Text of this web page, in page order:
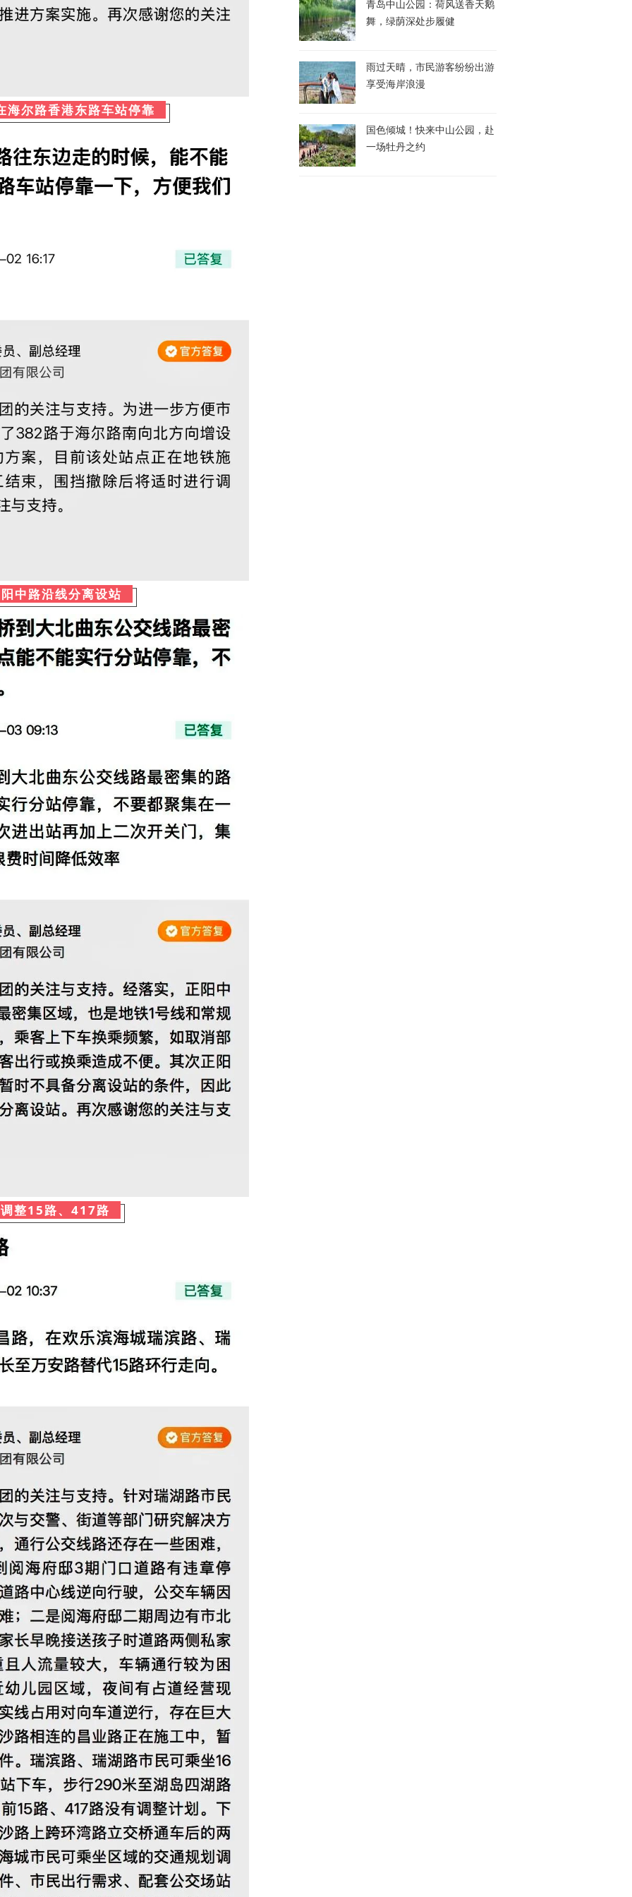
海尔路香港东路车站停靠
中路沿线分离设站
整15路、417路
青岛中山公园：荷风送香天鹅
舞，绿荫深处步履健
雨过天晴，市民游客纷纷出游
享受海岸浪漫
国色倾城！快来中山公园，赴
一场牡丹之约